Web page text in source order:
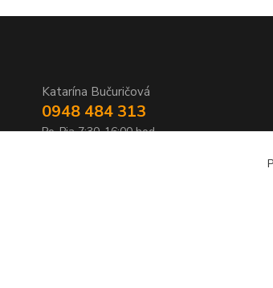
Katarína Bučuričová
0948 484 313
Po-Pia 7:30-16:00 hod